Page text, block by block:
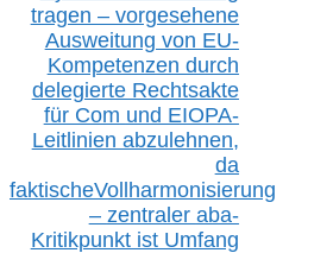
tragen – vorgesehene
Ausweitung von EU-
Kompetenzen durch
delegierte Rechtsakte
für Com und EIOPA-
Leitlinien abzulehnen,
da
faktischeVollharmonisierung
– zentraler aba-
Kritikpunkt ist Umfang